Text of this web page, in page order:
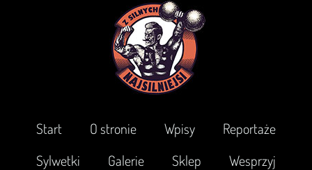
Start O stronie Wpisy
Reportaże
Sylwetki
Galerie Sklep Wesprzyj